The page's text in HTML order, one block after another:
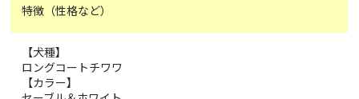
特徴（性格など）
【犬種】
ロングコートチワワ
【カラー】